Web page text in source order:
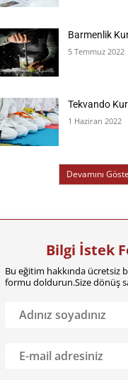
Barmenlik
5 Temmuz 2022
Tekvando
1 Haziran 2022
Devamını
Bilgi İstek
Bu eğitim hakkında ücretsiz
formu doldurun.Size dönüş